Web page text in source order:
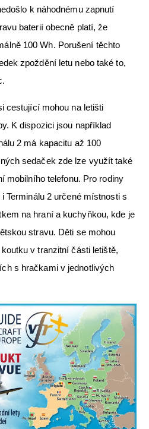
k náhodnému zapnutí
baterií obecně platí, že
100 Wh. Porušení těchto
zpoždění letu nebo také to,
cestující mohou na letišti
K dispozici jsou například
2 má kapacitu až 100
sedaček zde lze využít také
mobilního telefonu. Pro rodiny
Terminálu 2 určené místnosti s
na hraní a kuchyňkou, kde je
stravu. Děti se mohou
v tranzitní části letiště,
s hračkami v jednotlivých